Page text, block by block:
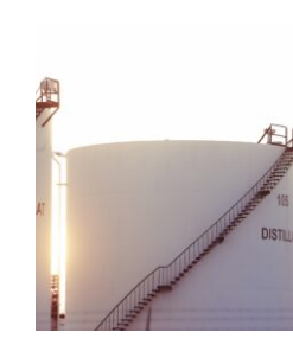
Den USA gehen die Ölvorräte
deutlich
HeizölNews